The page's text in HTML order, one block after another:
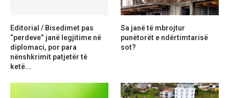
Editorial / Bisedimet pas
“perdeve” janë legjitime në
diplomaci, por para
nënshkrimit patjetër të
ketë...
Sa janë të mbrojtur
punëtorët e ndërtimtarisë
sot?